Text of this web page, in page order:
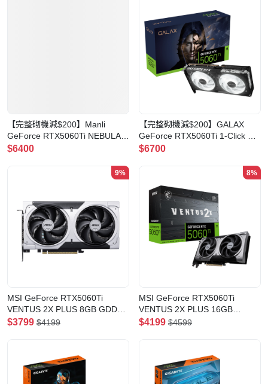
【完整砌機減$200】Manli
GeForce RTX5060Ti NEBULA
X2 V2 16GB GDDR7 顯示卡
$6400
【完整砌機減$200】GALAX
GeForce RTX5060Ti 1-Click OC
16GB GDDR7 顯示卡
$6700
9%
MSI GeForce RTX5060Ti
VENTUS 2X PLUS 8GB GDDR7
顯示卡
$3799 $4199
8%
MSI GeForce RTX5060Ti
VENTUS 2X PLUS 16GB
GDDR7 顯示卡
$4199 $4599